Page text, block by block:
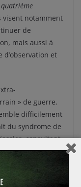
visent notamment
de
mais aussi à
et
» de guerre,
difficilement
du syndrome de
consultant
débris spatiaux
dans